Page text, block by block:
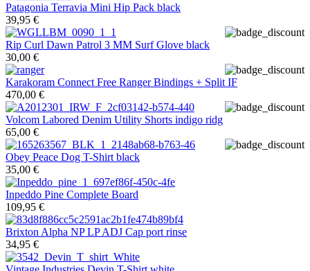
Patagonia Terravia Mini Hip Pack black
39,95 €
Rip Curl Dawn Patrol 3 MM Surf Glove black
30,00 €
Karakoram Connect Free Ranger Bindings + Split IF
470,00 €
Volcom Labored Denim Utility Shorts indigo ridg
65,00 €
Obey Peace Dog T-Shirt black
35,00 €
Inpeddo Pine Complete Board
109,95 €
Brixton Alpha NP LP ADJ Cap port rinse
34,95 €